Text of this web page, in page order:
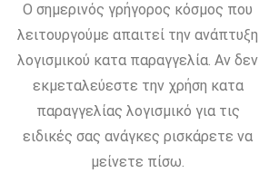
Ο σημερινός γρήγορος κόσμος που
λειτουργούμε απαιτεί την ανάπτυξη
λογισμικού κατα παραγγελία. Αν δεν
εκμεταλεύεστε την χρήση κατα
παραγγελίας λογισμικό για τις
ειδικές σας ανάγκες ρισκάρετε να
μείνετε πίσω.